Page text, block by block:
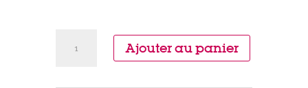
Ajouter au panier